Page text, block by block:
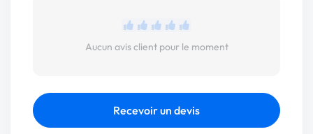
Aucun avis client pour le moment
Recevoir un devis